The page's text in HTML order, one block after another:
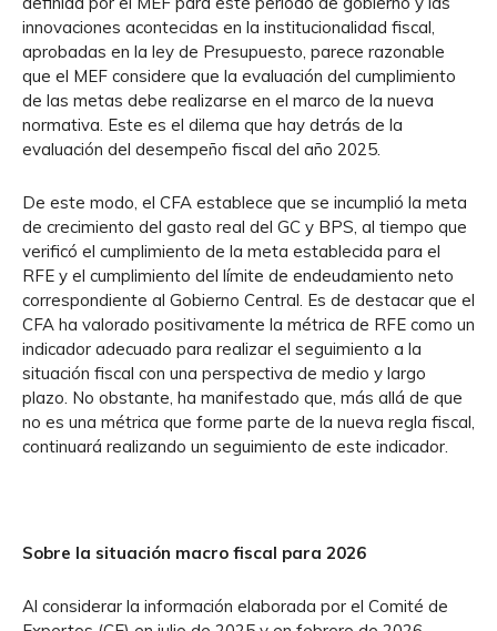
innovaciones acontecidas en la institucionalidad fiscal,
aprobadas en la ley de Presupuesto, parece razonable
que el MEF considere que la evaluación del cumplimiento
de las metas debe realizarse en el marco de la nueva
normativa. Este es el dilema que hay detrás de la
evaluación del desempeño fiscal del año 2025.
De este modo, el CFA establece que se incumplió la meta
de crecimiento del gasto real del GC y BPS, al tiempo que
verificó el cumplimiento de la meta establecida para el
RFE y el cumplimiento del límite de endeudamiento neto
correspondiente al Gobierno Central. Es de destacar que el
CFA ha valorado positivamente la métrica de RFE como un
indicador adecuado para realizar el seguimiento a la
situación fiscal con una perspectiva de medio y largo
plazo. No obstante, ha manifestado que, más allá de que
no es una métrica que forme parte de la nueva regla fiscal,
continuará realizando un seguimiento de este indicador.
Sobre la situación macro fiscal para 2026
Al considerar la información elaborada por el Comité de